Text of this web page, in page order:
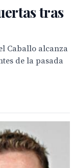
tras
Caballo alcanza
de la pasada